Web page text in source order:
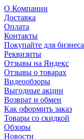
О Компании
Доставка
Оплата
Контакты
Покупайте для бизнеса
Реквизиты
Отзывы на Яндекс
Отзывы о товарах
Видеообзоры
Выгодные акции
Возврат и обмен
Как оформить заказ
Товары со скидкой
Обзоры
Новости